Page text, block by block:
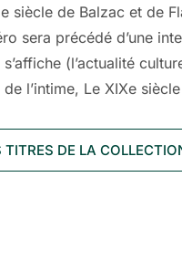
siècle de Balzac et de
sera précédé d’une
(l’actualité
l’intime, Le XIXe
TITRES DE LA